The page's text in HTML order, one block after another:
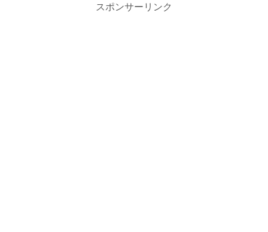
スポンサーリンク